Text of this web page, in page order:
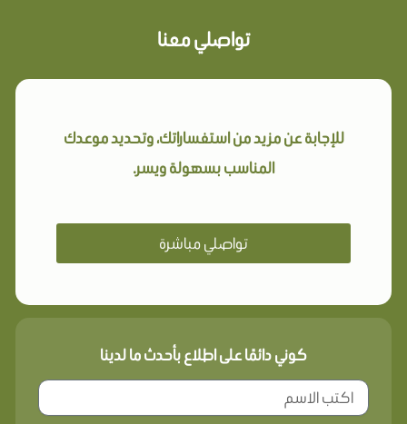
تواصلي معنا
للإجابة عن مزيد من استفساراتك، وتحديد موعدك
المناسب بسهولة ويسر.
تواصلي مباشرة
كوني دائمًا على اطلاع بأحدث ما لدينا